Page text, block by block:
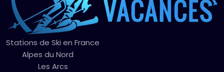
Stations de Ski en France
Alpes du Nord
Les Arcs